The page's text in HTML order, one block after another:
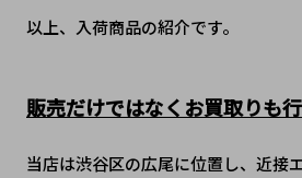
以上、入荷商品の紹介です。
販売だけではなくお買取りも
当店は渋谷区の広尾に位置し、近接